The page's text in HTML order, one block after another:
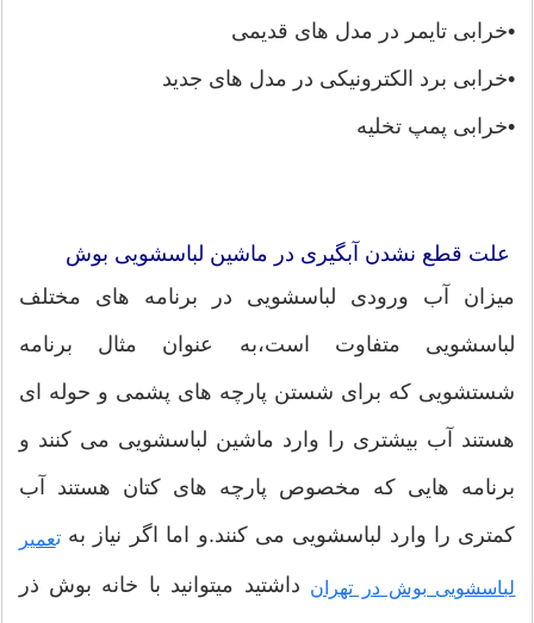
•خرابی تایمر در مدل های قدیمی
•خرابی برد الکترونیکی در مدل های جدید
•خرابی پمپ تخلیه
علت قطع نشدن آبگیری در ماشین لباسشویی بوش
میزان آب ورودی لباسشویی در برنامه های مختلف
لباسشویی متفاوت است،به عنوان مثال برنامه
شستشویی که برای شستن پارچه های پشمی و حوله ای
هستند آب بیشتری را وارد ماشین لباسشویی می کنند و
برنامه هایی که مخصوص پارچه های کتان هستند آب
کمتری را وارد لباسشویی می کنند.و اما اگر نیاز بهتعمیر
لباسشویی بوش در تهران داشتید میتوانید با خانه بوش ذر